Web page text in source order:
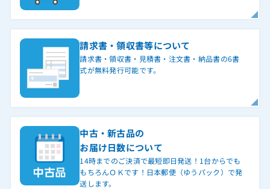
請求書・領収書等について
請求書・領収書・見積書・注文書・納品書の6書
式が無料発行可能です。
中古・新古品の
お届け日数について
14時までのご決済で最短即日発送！1台からでも
もちろんＯＫです！日本郵便（ゆうパック）で発
送します。